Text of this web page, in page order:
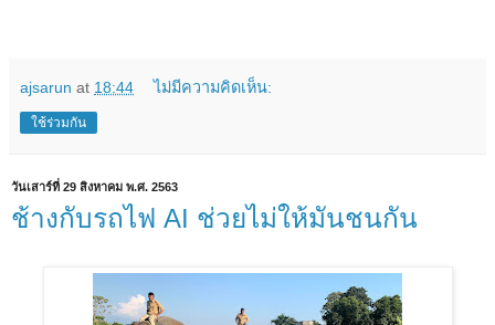
ajsarun at 18:44 ไม่มีความคิดเห็น:
ใช้ร่วมกัน
วันเสาร์ที่ 29 สิงหาคม พ.ศ. 2563
ช้างกับรถไฟ AI ช่วยไม่ให้มันชนกัน